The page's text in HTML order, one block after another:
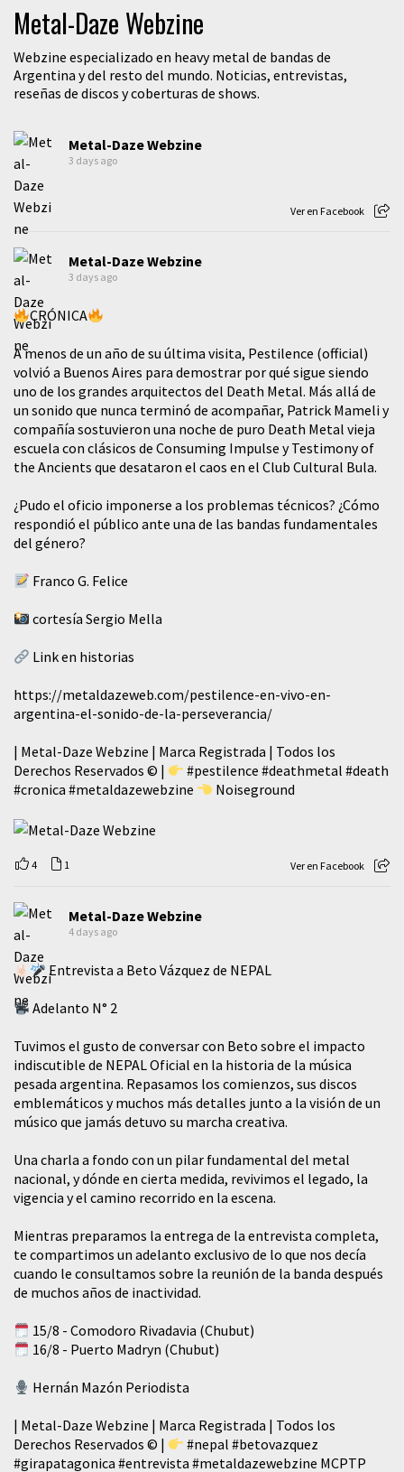
Metal-Daze Webzine
Webzine especializado en heavy metal de bandas de
Argentina y del resto del mundo. Noticias, entrevistas,
reseñas de discos y coberturas de shows.
Metal-Daze Webzine
3 days ago
Ver en Facebook
Metal-Daze Webzine
3 days ago
CRÓNICA
A menos de un año de su última visita, Pestilence (official)
volvió a Buenos Aires para demostrar por qué sigue siendo
uno de los grandes arquitectos del Death Metal. Más allá de
un sonido que nunca terminó de acompañar, Patrick Mameli y
compañía sostuvieron una noche de puro Death Metal vieja
escuela con clásicos de Consuming Impulse y Testimony of
the Ancients que desataron el caos en el Club Cultural Bula.
¿Pudo el oficio imponerse a los problemas técnicos? ¿Cómo
respondió el público ante una de las bandas fundamentales
del género?
Franco G. Felice
cortesía Sergio Mella
Link en historias
https://metaldazeweb.com/pestilence-en-vivo-en-
argentina-el-sonido-de-la-perseverancia/
| Metal-Daze Webzine | Marca Registrada | Todos los
Derechos Reservados © |
#pestilence #deathmetal #death
#cronica #metaldazewebzine Noiseground
4 1 Ver en Facebook
Metal-Daze Webzine
4 days ago
Entrevista a Beto Vázquez de NEPAL
Adelanto N° 2
Tuvimos el gusto de conversar con Beto sobre el impacto
indiscutible de NEPAL Oficial en la historia de la música
pesada argentina. Repasamos los comienzos, sus discos
emblemáticos y muchos más detalles junto a la visión de un
músico que jamás detuvo su marcha creativa.
​Una charla a fondo con un pilar fundamental del metal
nacional, y dónde en cierta medida, revivimos el legado, la
vigencia y el camino recorrido en la escena.
Mientras preparamos la entrega de la entrevista completa,
te compartimos un adelanto exclusivo de lo que nos decía
cuando le consultamos sobre la reunión de la banda después
de muchos años de inactividad.
15/8 - Comodoro Rivadavia (Chubut)
16/8 - Puerto Madryn (Chubut)
Hernán Mazón Periodista
| Metal-Daze Webzine | Marca Registrada | Todos los
Derechos Reservados © |
#nepal #betovazquez
#girapatagonica #entrevista #metaldazewebzine MCPTP